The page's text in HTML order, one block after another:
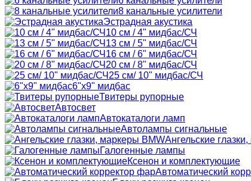
8 канальные усилители
Эстрадная акустика
10 см / 4" мидбас/СЧ
13 см / 5" мидбас/СЧ
16 см / 6" мидбас/СЧ
20 см / 8" мидбас/СЧ
25 см/ 10" мидбас/СЧ
6"x9" мидбас
Твитеры рупорные
Автосвет
Автокаталоги ламп
Автолампы сигнальные
Ангельские
Галогенные лампы
Ксенон и комплектующие
Автоматический